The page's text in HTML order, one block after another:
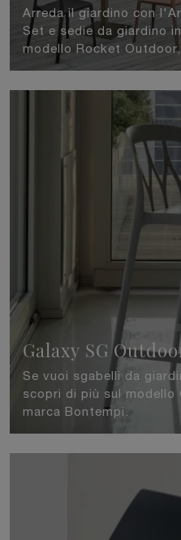
Arreda il giardino con
Set e sedie da giardino
modello Rocket
Galaxy SG
Se vuoi sgabelli da
scopri di più sul modello
marca Bontempi.